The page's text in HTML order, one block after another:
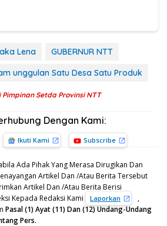
Lena
GUBERNUR NTT
unggulan Satu Desa Satu Produk
Setda Provinsi NTT
Dengan Kami:
Ikuti Kami Subscribe
Ada Pihak Yang Merasa Dirugikan Dan
Artikel Dan /Atau Berita Tersebut
Artikel Dan /Atau Berita Berisi
Kepada Redaksi Kami
Laporkan
,
Pasal (1) Ayat (11) Dan (12) Undang-Undang
Pers.